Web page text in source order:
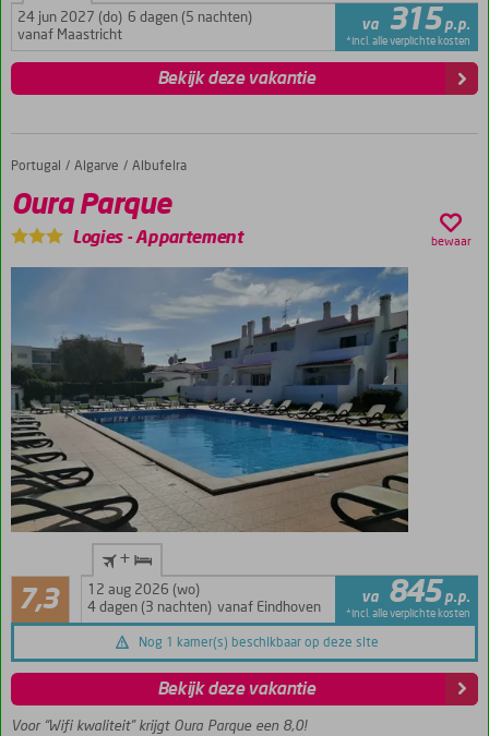
24 jun 2027 (do) 6 dagen (5 nachten)
vanaf Maastricht
va 315 p.p.
*incl. alle verplichte kosten
Bekijk deze vakantie
Home
Portugal Algarve Albufeira
Oura Parque
Oura Parque
Logies -Appartement bewaar
Kleinschalig
appartementencomplex
nabij Albufeira
Het
op slechts
600 m van
de bekende
7,3
Voldoende/goed
7
beoordelingen
+
12 aug 2026 (wo)
4 dagen (3 nachten) vanaf Eindhoven
va 845 p.p.
*incl. alle verplichte kosten
Nog 1 kamer(s) beschikbaar op deze site
Voor “Wifi kwaliteit” krijgt Oura Parque een 8,0!
Bekijk deze vakantie